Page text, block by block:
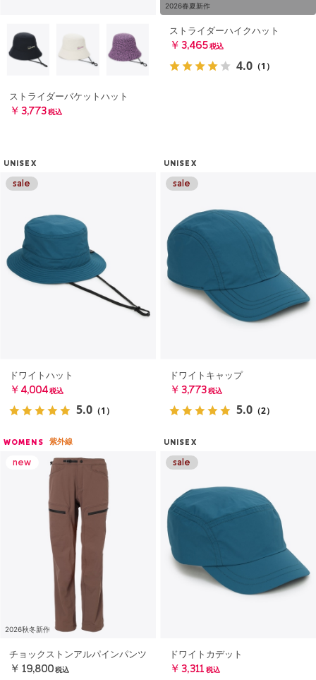
ストライダーバケットハット
￥3,773 税込
2026春夏新作
ストライダーハイクハット
￥3,465 税込
4.0 （1）
UNISEX
ドワイトハット
￥4,004 税込
5.0 （1）
UNISEX
ドワイトキャップ
￥3,773 税込
5.0 （2）
WOMENS 紫外線
2026秋冬新作
チョックストンアルパインパンツ
￥19,800 税込
UNISEX
ドワイトカデット
￥3,311 税込